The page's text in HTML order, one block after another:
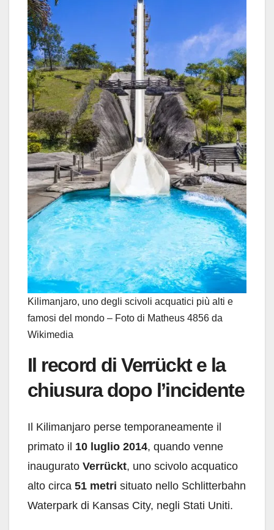
Kilimanjaro, uno degli scivoli acquatici più alti e
famosi del mondo – Foto di Matheus 4856 da
Wikimedia
Il record di Verrückt e la
chiusura dopo l’incidente
Il Kilimanjaro perse temporaneamente il
primato il 10 luglio 2014, quando venne
inaugurato Verrückt, uno scivolo acquatico
alto circa 51 metri situato nello Schlitterbahn
Waterpark di Kansas City, negli Stati Uniti.